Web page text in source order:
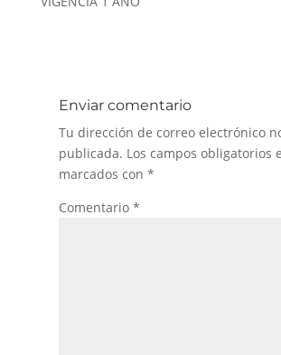
Enviar comentario
Tu dirección de correo electrónico
publicada. Los campos obligatorios
marcados con *
Comentario *